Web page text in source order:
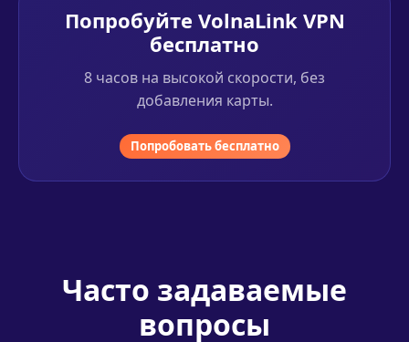
Попробуйте VolnaLink VPN
бесплатно
8 часов на высокой скорости, без
добавления карты.
Попробовать бесплатно
Часто задаваемые
вопросы